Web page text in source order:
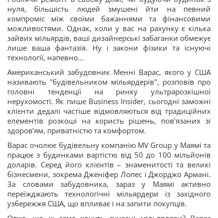
нуля, більшість людей змушені йти на певний
компроміс між своїми бажаннями та фінансовими
можливостями. Однак, коли у вас на рахунку є кілька
зайвих мільярдів, ваші дизайнерські забаганки обмежує
лише ваша фантазія. Ну і закони фізики та існуючі
технології, напевно...
Американський забудовник Менні Варас, якого у США
називають "будівельником мільярдерів", розповів про
головні тенденції на ринку ультрарозкішної
нерухомості. Як пише Business Insider, сьогодні заможні
клієнти дедалі частіше відмовляються від традиційних
елементів розкоші на користь рішень, пов’язаних зі
здоров’ям, приватністю та комфортом.
Варас очолює будівельну компанію MV Group у Маямі та
працює з будинками вартістю від 50 до 100 мільйонів
доларів. Серед його клієнтів – знаменитості та великі
бізнесмени, зокрема Дженіфер Лопес і Джорджо Армані.
За словами забудовника, зараз у Маямі активно
переїжджають технологічні мільярдери із західного
узбережжя США, що впливає і на запити покупців.